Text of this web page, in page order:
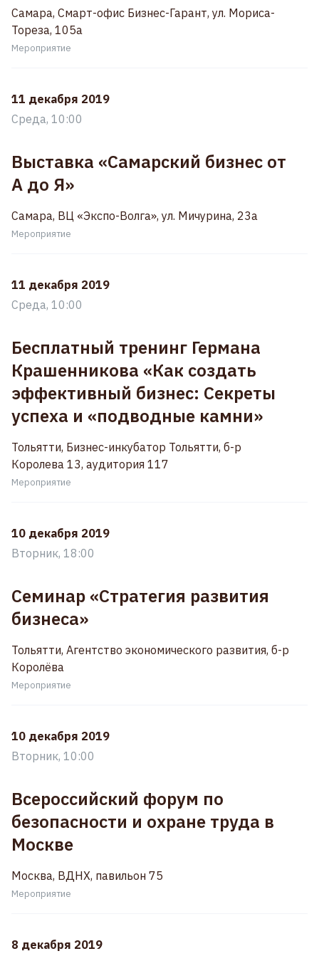
Самара, Смарт-офис Бизнес-Гарант, ул. Мориса-
Тореза, 105а
Мероприятие
11 декабря 2019
Среда, 10:00
Выставка «Самарский бизнес от
А до Я»
Самара, ВЦ «Экспо-Волга», ул. Мичурина, 23а
Мероприятие
11 декабря 2019
Среда, 10:00
Бесплатный тренинг Германа
Крашенникова «Как создать
эффективный бизнес: Секреты
успеха и «подводные камни»
Тольятти, Бизнес-инкубатор Тольятти, б-р
Королева 13, аудитория 117
Мероприятие
10 декабря 2019
Вторник, 18:00
Семинар «Стратегия развития
бизнеса»
Тольятти, Агентство экономического развития, б-р
Королёва
Мероприятие
10 декабря 2019
Вторник, 10:00
Всероссийский форум по
безопасности и охране труда в
Москве
Москва, ВДНХ, павильон 75
Мероприятие
8 декабря 2019